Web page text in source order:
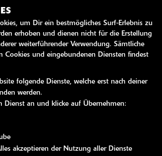
und...
um Dir ein bestmögliches Surf-Erlebnis zu
erhoben und dienen nicht für die Erstellung
weiterführender Verwendung. Sämtliche
Cookies und eingebundenen Diensten findest
folgende Dienste, welche erst nach deiner
werden.
Dienst an und klicke auf Übernehmen:
akzeptieren der Nutzung aller Dienste